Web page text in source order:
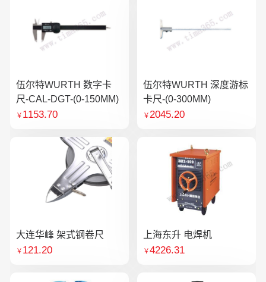
伍尔特WURTH 数字卡
尺-CAL-DGT-(0-150MM)
￥ 1153.70
伍尔特WURTH 深度游标
卡尺-(0-300MM)
￥2045.20
大连华峰 架式钢卷尺
￥ 121.20
上海东升 电焊机
￥4226.31